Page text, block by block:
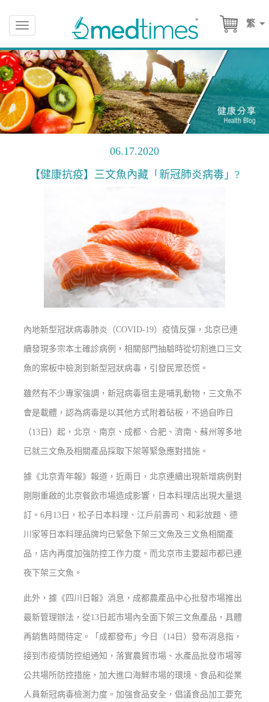
繁
Toggle
navigation
06.17.2020
【健康抗疫】三文魚內藏「新冠肺炎病毒」?
內地新型冠狀病毒肺炎（COVID-19）疫情反彈，北京已連
續發現多宗本土確診病例，相關部門抽驗時從切割進口三文
魚的案板中檢測到新型冠狀病毒，引發民眾恐慌。
雖然有不少專家強調，新冠病毒宿主是哺乳動物，三文魚不
會是載體，認為病毒是以其他方式附着砧板，不過自昨日
（13日）起，北京、南京、成都、合肥、濟南、蘇州等多地
已就三文魚及相關產品採取下架等緊急應對措施。
據《北京青年報》報道，近兩日，北京連續出現新增病例對
剛剛重啟的北京餐飲市場造成影響，日本料理店出現大量退
訂。6月13日，松子日本料理、江戶前壽司、和彩放題、德
川家等日本料理品牌均已緊急下架三文魚及三文魚相關產
品，店內再度加強防控工作力度。而北京市主要超市都已連
夜下架三文魚。
此外，據《四川日報》消息，成都農產品中心批發市場推出
最新管理辦法，從13日起市場內全面下架三文魚產品，具體
再銷售時間待定。「成都發布」今日（14日）發布消息指，
接到市疫情防控組通知，落實農貿市場、水產品批發市場等
公共場所防控措施，加大進口海鮮市場的環境、食品和從業
人員新冠病毒檢測力度。加強食品安全，倡議食品加工要充